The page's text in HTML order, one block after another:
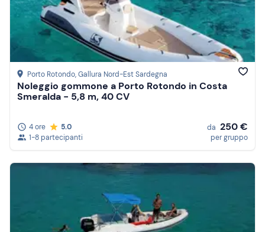
Porto Rotondo, Gallura Nord-Est Sardegna
Noleggio gommone a Porto Rotondo in Costa
Smeralda - 5,8 m, 40 CV
4 ore
5.0
1-8 partecipanti
da 250 €
per gruppo